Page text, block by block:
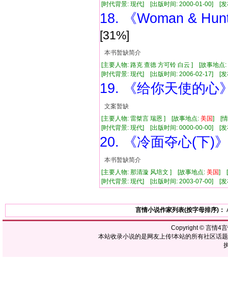
[时代背景: 现代] [出版时间: 2000-01-00] [
18. 《Woman &
[31%]
本书暂缺简介
[主要人物: 路克 查德 方可铃 白云 ] [故事地点:
[时代背景: 现代] [出版时间: 2006-02-17] [
19. 《给你天使的心
文案暂缺
[主要人物: 雷桀言 瑞恩 ] [故事地点: 美国] [情
[时代背景: 现代] [出版时间: 0000-00-00] [
20. 《冷面夺心(下)》
本书暂缺简介
[主要人物: 那清漩 风培文 ] [故事地点: 美国] [
[时代背景: 现代] [出版时间: 2003-07-00] [
言情小说作家列表(按字母排序)：
Copyright © 言情4
本站收录小说的是网友上传!本站的所有社区话